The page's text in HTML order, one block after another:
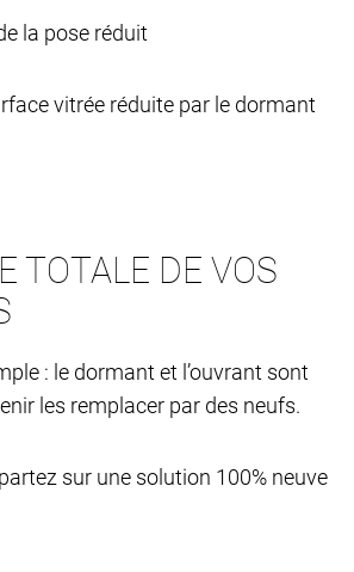
la pose réduit
vitrée réduite par le dormant
TOTALE DE VOS
: le dormant et l’ouvrant sont
les remplacer par des neufs.
sur une solution 100% neuve